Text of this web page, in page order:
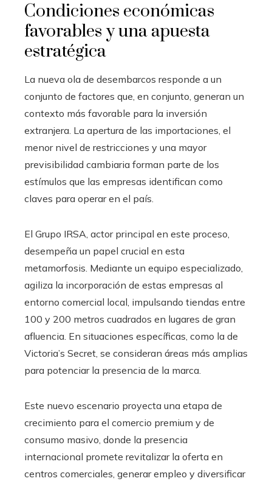
Condiciones económicas
favorables y una apuesta
estratégica
La nueva ola de desembarcos responde a un
conjunto de factores que, en conjunto, generan un
contexto más favorable para la inversión
extranjera. La apertura de las importaciones, el
menor nivel de restricciones y una mayor
previsibilidad cambiaria forman parte de los
estímulos que las empresas identifican como
claves para operar en el país.
El Grupo IRSA, actor principal en este proceso,
desempeña un papel crucial en esta
metamorfosis. Mediante un equipo especializado,
agiliza la incorporación de estas empresas al
entorno comercial local, impulsando tiendas entre
100 y 200 metros cuadrados en lugares de gran
afluencia. En situaciones específicas, como la de
Victoria’s Secret, se consideran áreas más amplias
para potenciar la presencia de la marca.
Este nuevo escenario proyecta una etapa de
crecimiento para el comercio premium y de
consumo masivo, donde la presencia
internacional promete revitalizar la oferta en
centros comerciales, generar empleo y diversificar